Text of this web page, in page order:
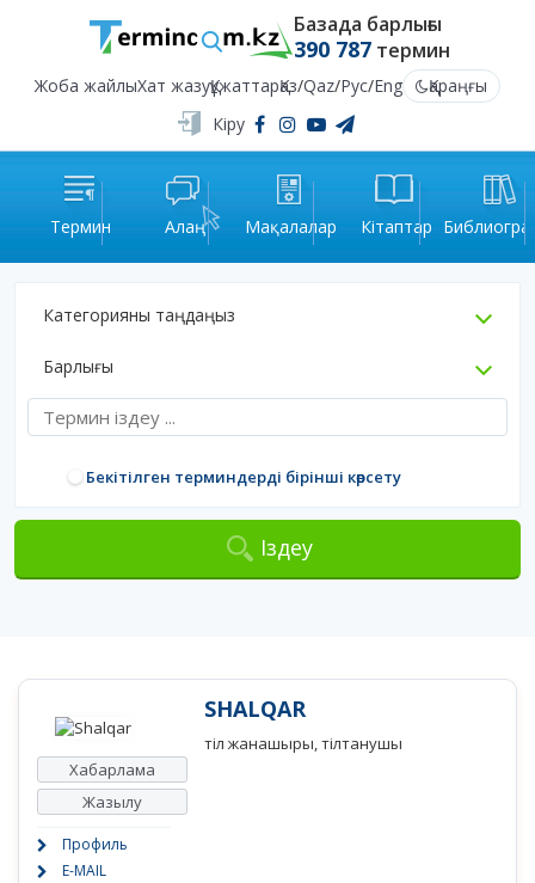
Базада барлығы
390 787термин
Жоба жайлыХат жазуҚұжаттарҚаз/Qaz/Рус/Eng
Қараңғы
Кіру
Термин Алаң Мақалалар Кітаптар
Категорияны таңдаңыз
Барлығы
Бекітілген терминдерді бірінші көрсету
Іздеу
Хабарлама
Жазылу
Профиль
E-MAIL
SHALQAR
тіл жанашыры, тілтанушы